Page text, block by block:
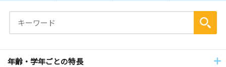
年齢・学年ごとの特長